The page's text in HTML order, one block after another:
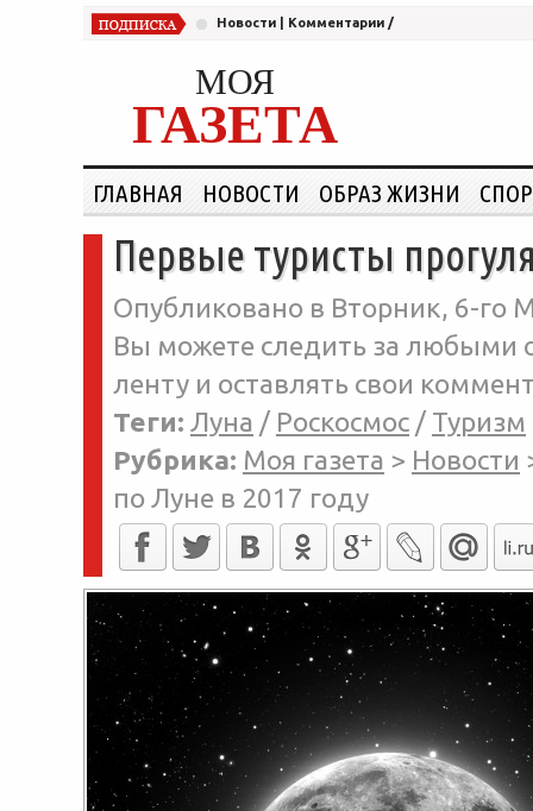
Новости Комментарии /
МОЯ
ГАЗЕТА
ГЛАВНАЯ НОВОСТИ ОБРАЗ ЖИЗНИ
Первые туристы
Опубликовано в Вторник, 6-го
Вы можете следить за любыми
ленту и оставлять свои
Теги: Луна / Роскосмос / Туризм
Рубрика: Моя газета > Новости
по Луне в 2017 году